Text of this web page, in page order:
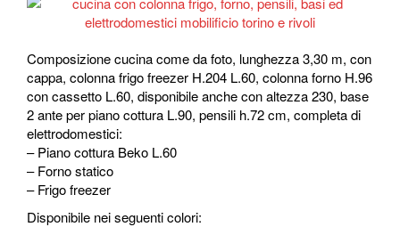
Composizione cucina come da foto, lunghezza 3,30 m, con
cappa, colonna frigo freezer H.204 L.60, colonna forno H.96
con cassetto L.60, disponibile anche con altezza 230, base
2 ante per piano cottura L.90, pensili h.72 cm, completa di
elettrodomestici:
– Piano cottura Beko L.60
– Forno statico
– Frigo freezer
Disponibile nei seguenti colori: